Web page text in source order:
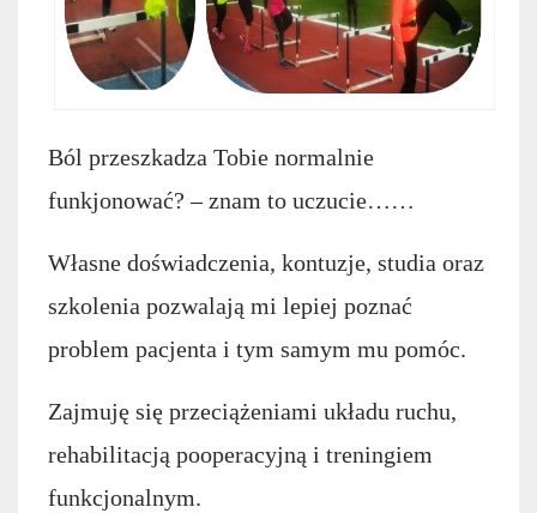
Ból przeszkadza Tobie normalnie
funkjonować? – znam to uczucie……
Własne doświadczenia, kontuzje, studia oraz
szkolenia pozwalają mi lepiej poznać
problem pacjenta i tym samym mu pomóc.
Zajmuję się przeciążeniami układu ruchu,
rehabilitacją pooperacyjną i treningiem
funkcjonalnym.